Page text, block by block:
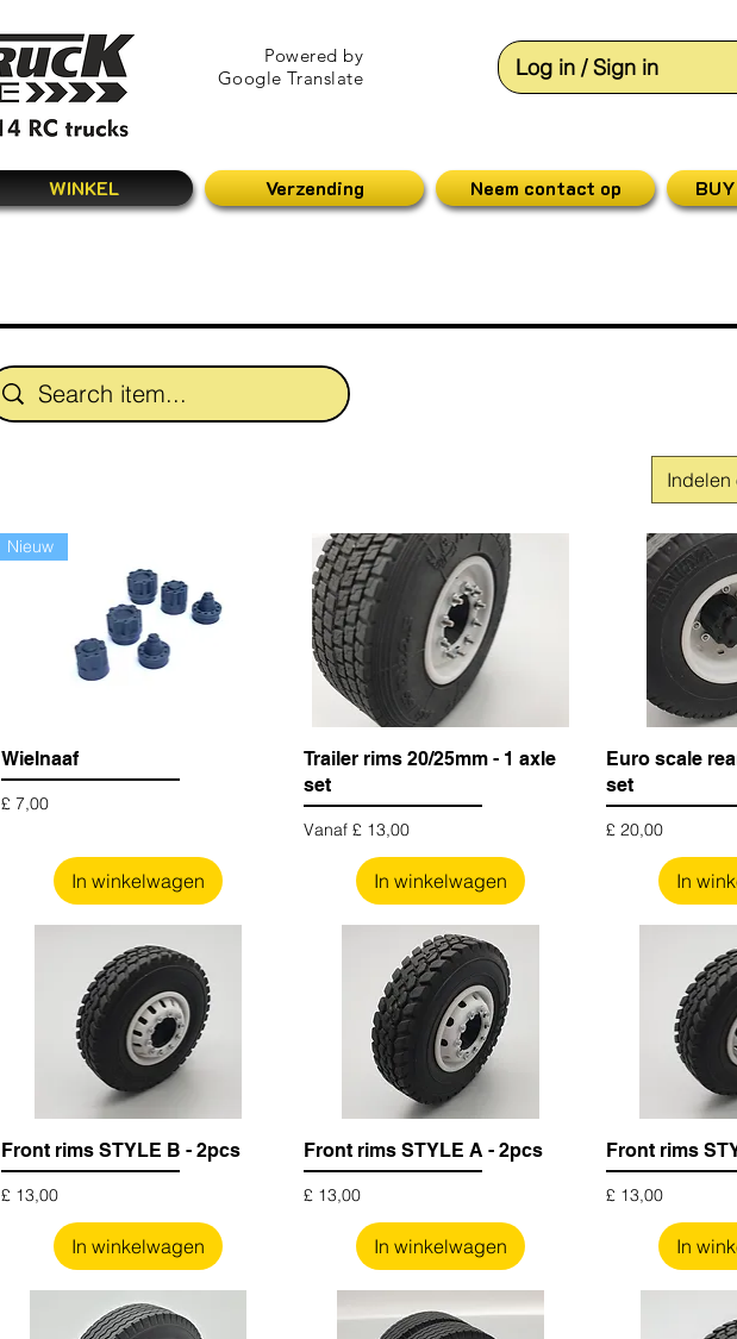
Powered by
Google Translate
Log in / Sign in
WINKEL Verzending Neem contact op
Indelen
Nieuw
Wielnaaf
Prijs
£ 7,00
In winkelwagen
Trailer rims 20/25mm - 1 axle
set
Vanaf £ 13,00
Verkoopprijs
In winkelwagen
Euro scale
set
Prijs
£ 20,00
In
Front rims STYLE B - 2pcs
Prijs
£ 13,00
In winkelwagen
Front rims STYLE A - 2pcs
Prijs
£ 13,00
In winkelwagen
Front rims
Prijs
£ 13,00
In